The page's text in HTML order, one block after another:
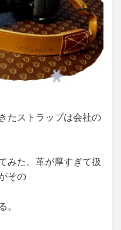
たストラップは会社の
みた。革が厚すぎて扱
その
。